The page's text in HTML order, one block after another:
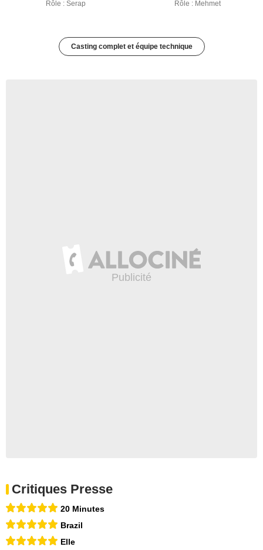
Rôle : Serap Rôle : Mehmet
Casting complet et équipe technique
Critiques Presse
20 Minutes
Brazil
Elle